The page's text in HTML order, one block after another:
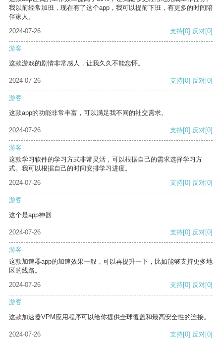
我以前经常加班，现在有了这个app，我可以提前下班，有更多的时间陪
伴家人。
2024-07-26
支持[0] 反对[0]
游客
这款游戏的剧情非常感人，让我久久不能忘怀。
2024-07-26 支持[0] 反对[0]
游客
这款app的功能非常丰富，可以满足我不同的社交需求。
2024-07-26 支持[0] 反对[0]
游客
这款学习软件的学习方式非常灵活，可以根据自己的需求选择学习方
式。我可以根据自己的时间安排学习进度。
2024-07-26
支持[0] 反对[0]
游客
这个是app神器
2024-07-26 支持[0] 反对[0]
游客
这款加速器app的加速效果一般，可以再提升一下，比如能够支持更多地
区的线路。
2024-07-26
支持[0] 反对[0]
游客
这款加速器VPM应用程序可以给你提供全球覆盖和最高安全性的连接。
2024-07-26 支持[0] 反对[0]